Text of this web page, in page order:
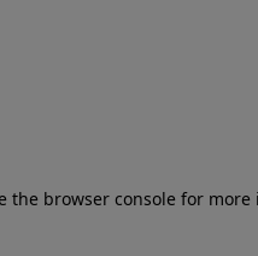
the browser console for